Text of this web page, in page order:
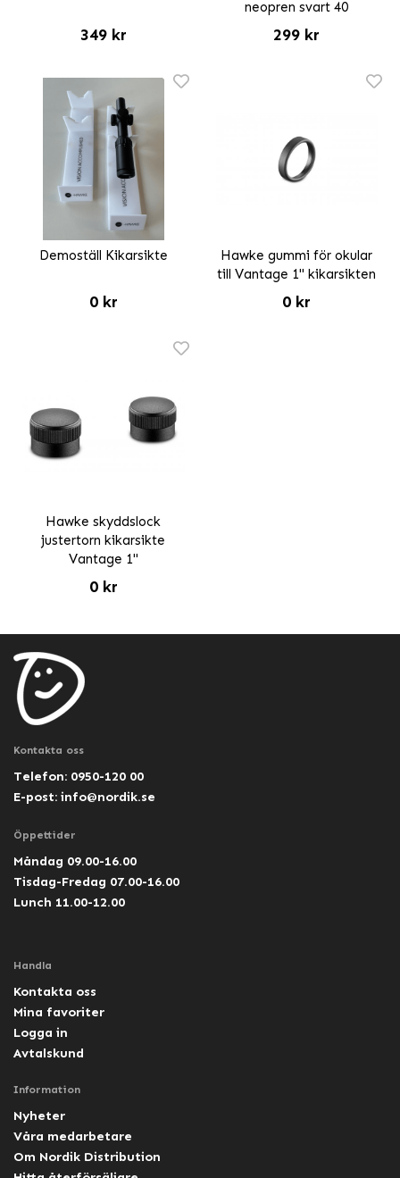
349 kr
neopren svart 40
299 kr
Demoställ Kikarsikte
0 kr
Hawke gummi för okular
till Vantage 1" kikarsikten
0 kr
Hawke skyddslock
justertorn kikarsikte
Vantage 1"
0 kr
Kontakta oss
Telefon: 0950-120 00
E-post: info@nordik.se
Öppettider
Måndag 09.00-16.00
Tisdag-Fredag 07.00-16.00
Lunch 11.00-12.00
Handla
Kontakta oss
Mina favoriter
Logga in
Avtalskund
Information
Nyheter
Våra medarbetare
Om Nordik Distribution